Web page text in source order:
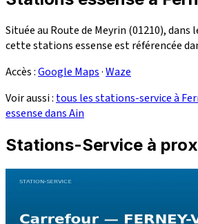
Située au Route de Meyrin (01210),
cette stations essense est référencée
Accès :Google Maps·Waze
Voir aussi : tous les stations-service à
essense dans Ain
Stations-Service à